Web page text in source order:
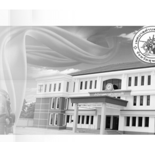
ใช้แผนพัฒนาสาม
2559)